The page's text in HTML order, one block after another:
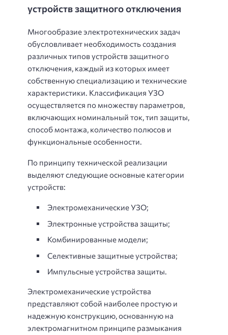
устройств защитного отключения
Многообразие электротехнических задач
обусловливает необходимость создания
различных типов устройств защитного
отключения, каждый из которых имеет
собственную специализацию и технические
характеристики. Классификация УЗО
осуществляется по множеству параметров,
включающих номинальный ток, тип защиты,
способ монтажа, количество полюсов и
функциональные особенности.
По принципу технической реализации
выделяют следующие основные категории
устройств:
Электромеханические УЗО;
Электронные устройства защиты;
Комбинированные модели;
Селективные защитные устройства;
Импульсные устройства защиты.
Электромеханические устройства
представляют собой наиболее простую и
надежную конструкцию, основанную на
электромагнитном принципе размыкания